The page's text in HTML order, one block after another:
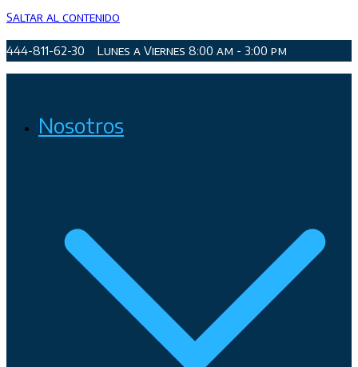
Saltar al contenido
444-811-62-30 Lunes a Viernes 8:00 am - 3:00 pm
Organismo Operador de Agua Potable, Alcantarillado y
Saneamiento de San Luis Potosí, Soledad de Graciano Sánchez
Nosotros